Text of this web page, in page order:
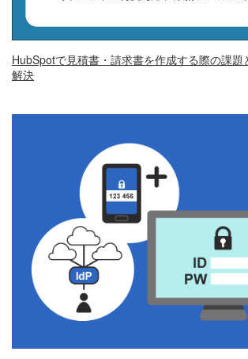
HubSpotで見積書・請求書を作成する際の課題
解決